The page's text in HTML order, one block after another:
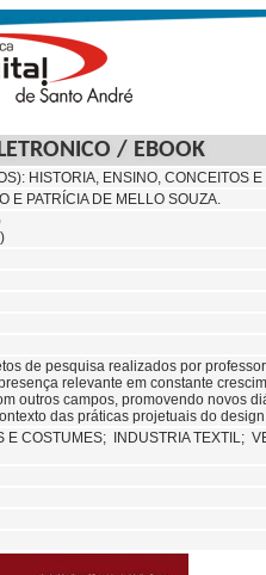
/ EBOOK
HISTORIA, ENSINO, CONCEITOS
E PATRÍCIA DE MELLO SOUZA.
de pesquisa realizados por
relevante em constante
outros campos, promovendo novos
das práticas projetuais do
E COSTUMES; INDUSTRIA TEXTIL;